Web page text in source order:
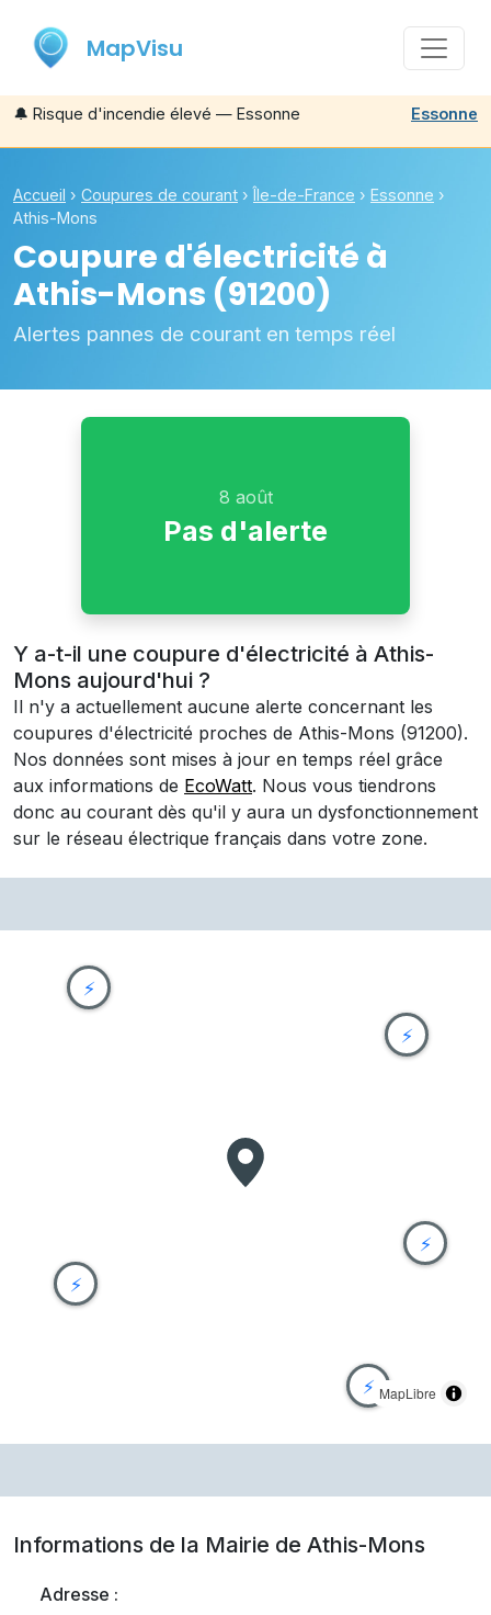
MapVisu
🔔 Risque d'incendie élevé — Essonne Essonne
Accueil › Coupures de courant ›Île-de-France › Essonne ›
Athis-Mons
Coupure d'électricité à
Athis-Mons (91200)
Alertes pannes de courant en temps réel
8 août
Pas d'alerte
Y a-t-il une coupure d'électricité à Athis-
Mons aujourd'hui ?
Il n'y a actuellement aucune alerte concernant les
coupures d'électricité proches de Athis-Mons (91200).
Nos données sont mises à jour en temps réel grâce
aux informations de EcoWatt. Nous vous tiendrons
donc au courant dès qu'il y aura un dysfonctionnement
sur le réseau électrique français dans votre zone.
⚡
⚡
⚡
⚡
⚡
MapLibre
Informations de la Mairie de Athis-Mons
Adresse :